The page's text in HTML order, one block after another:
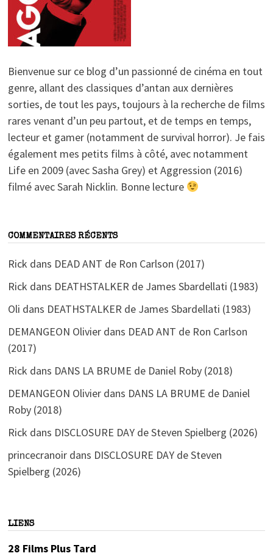
Bienvenue sur ce blog d’un passionné de cinéma en tout
genre, allant des classiques d’antan aux dernières
sorties, de tout les pays, toujours à la recherche de films
rares venant d’un peu partout, et de temps en temps,
lecteur et gamer (notamment de survival horror). Je fais
également mes petits films à côté, avec notamment
Life en 2009 (avec Sasha Grey) et Aggression (2016)
filmé avec Sarah Nicklin. Bonne lecture
COMMENTAIRES RÉCENTS
Rick dans DEAD ANT de Ron Carlson (2017)
Rick dans DEATHSTALKER de James Sbardellati (1983)
Oli dans DEATHSTALKER de James Sbardellati (1983)
DEMANGEON Olivierdans DEAD ANT de Ron Carlson
(2017)
Rick dans DANS LA BRUME de Daniel Roby (2018)
DEMANGEON Olivierdans DANS LA BRUME de Daniel
Roby (2018)
Rick dans DISCLOSURE DAY de Steven Spielberg (2026)
princecranoirdans DISCLOSURE DAY de Steven
Spielberg (2026)
LIENS
28 Films Plus Tard